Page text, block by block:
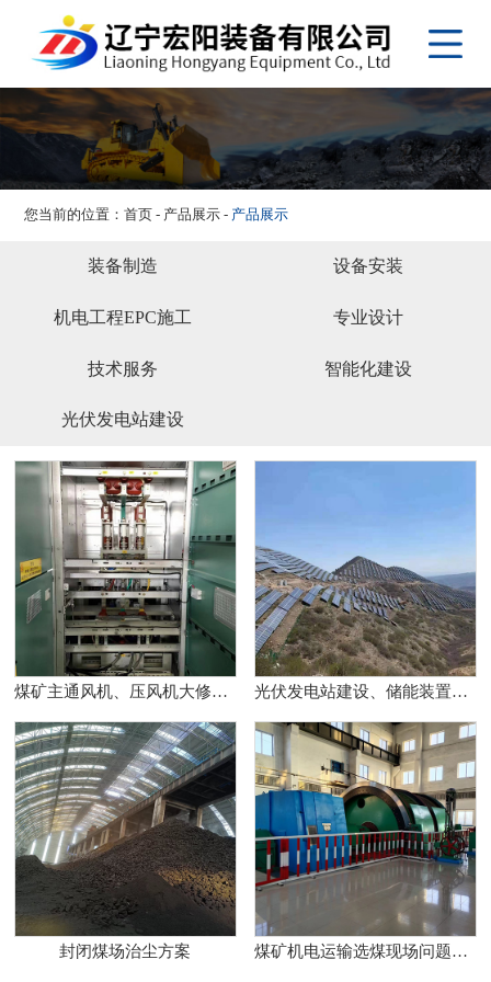
网站首页
关于我们
产品展示
应用案例
视频专区
人才理念
您当前的位置：首页- 产品展示 - 产品展示
装备制造 设备安装
机电工程EPC施工 专业设计
技术服务 智能化建设
光伏发电站建设
煤矿主通风机、压风机大修及运维 光伏发电站建设、储能装置配套
封闭煤场治尘方案 煤矿机电运输选煤现场问题专家会诊及解决方案